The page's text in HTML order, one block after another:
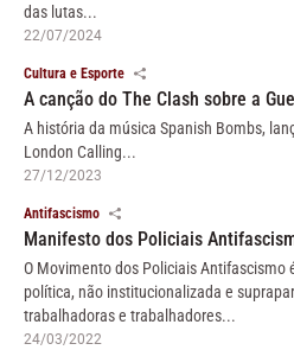
das lutas...
22/07/2024
Cultura e Esporte
A canção do The Clash sobre a
A história da música Spanish Bombs,
London Calling...
27/12/2023
Antifascismo
Manifesto dos Policiais
O Movimento dos Policiais Antifascismo
política, não institucionalizada e
trabalhadoras e trabalhadores...
24/03/2022